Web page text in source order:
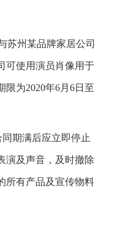
苏州某品牌家居公司
可使用演员肖像用于
限为2020年6月6日至
期满后应立即停止
演及声音，及时撤除
所有产品及宣传物料